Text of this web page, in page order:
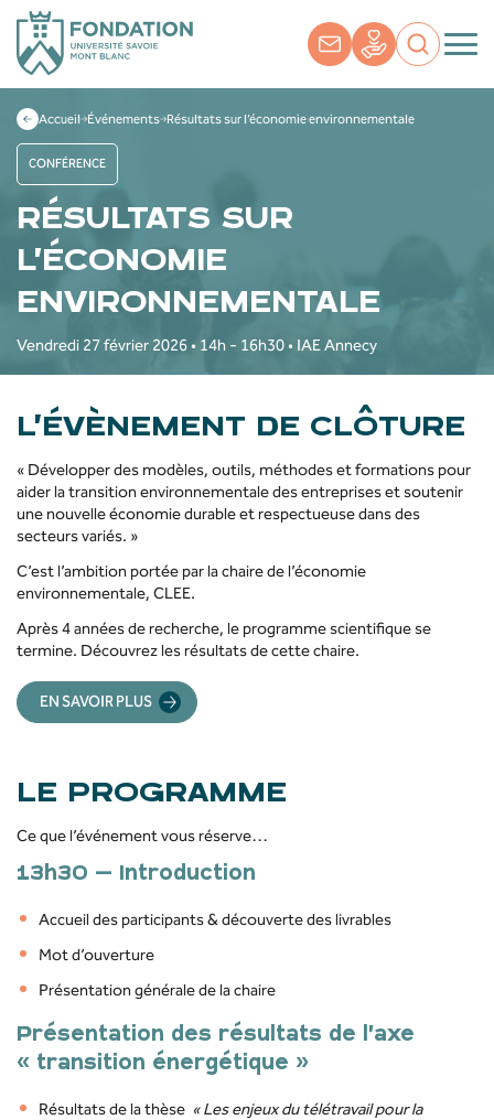
Accueil Événements Résultats sur l’économie environnementale
CONFÉRENCE
RÉSULTATS SUR
L’ÉCONOMIE
ENVIRONNEMENTALE
Vendredi 27 février 2026 • 14h - 16h30 • IAE Annecy
L’ÉVÈNEMENT DE CLÔTURE
« Développer des modèles, outils, méthodes et formations pour
aider la transition environnementale des entreprises et soutenir
une nouvelle économie durable et respectueuse dans des
secteurs variés. »
C’est l’ambition portée par la chaire de l’économie
environnementale, CLEE.
Après 4 années de recherche, le programme scientifique se
termine. Découvrez les résultats de cette chaire.
EN SAVOIR PLUS
LE PROGRAMME
Ce que l’événement vous réserve…
13h30 – Introduction
Accueil des participants & découverte des livrables
Mot d’ouverture
Présentation générale de la chaire
Présentation des résultats de l’axe
« transition énergétique »
Résultats de la thèse «Lesenjeuxdu télétravailpour la